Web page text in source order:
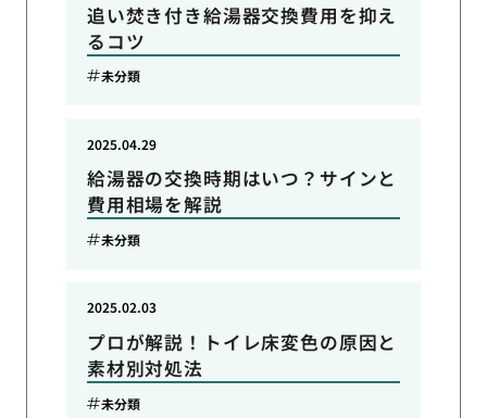
追い焚き付き給湯器交換費用を抑え
るコツ
未分類
給湯器の交換時期はいつ？サインと
費用相場を解説
2025.04.29
未分類
プロが解説！トイレ床変色の原因と
素材別対処法
2025.02.03
未分類